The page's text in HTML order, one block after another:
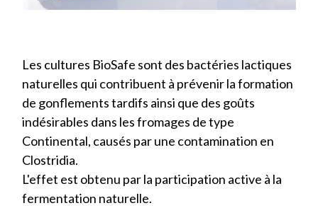
Les cultures BioSafe sont des bactéries lactiques
naturelles qui contribuent à prévenir la formation
de gonflements tardifs ainsi que des goûts
indésirables dans les fromages de type
Continental, causés par une contamination en
Clostridia.
L'effet est obtenu par la participation active à la
fermentation naturelle.